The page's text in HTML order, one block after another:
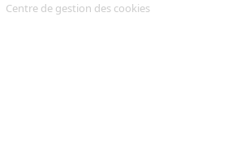
Centre de gestion des cookies